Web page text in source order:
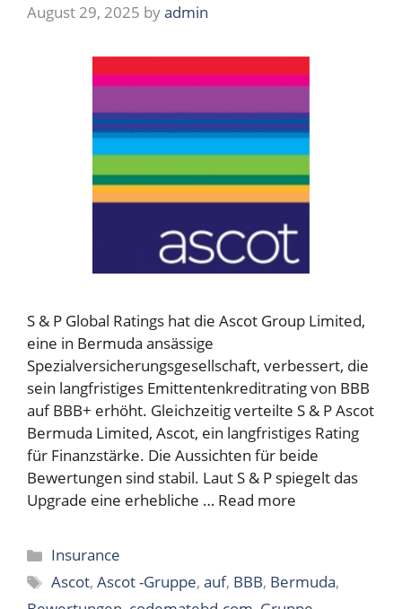
August 29, 2025 byadmin
S & P Global Ratings hat die Ascot Group Limited,
eine in Bermuda ansässige
Spezialversicherungsgesellschaft, verbessert, die
sein langfristiges Emittentenkreditrating von BBB
auf BBB+ erhöht. Gleichzeitig verteilte S & P Ascot
Bermuda Limited, Ascot, ein langfristiges Rating
für Finanzstärke. Die Aussichten für beide
Bewertungen sind stabil. Laut S & P spiegelt das
Upgrade eine erhebliche … Read more
Categories
Insurance
Tags
Ascot,Ascot -Gruppe,auf, BBB, Bermuda,